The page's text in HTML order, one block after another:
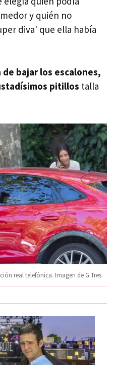
y quién no
diva' que ella había
bajar los escalones,
pitillos talla
real telefónica. Imagen de G Tres.